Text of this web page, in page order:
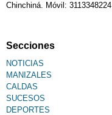
Chinchiná. Móvil: 3113348224
Secciones
NOTICIAS
MANIZALES
CALDAS
SUCESOS
DEPORTES